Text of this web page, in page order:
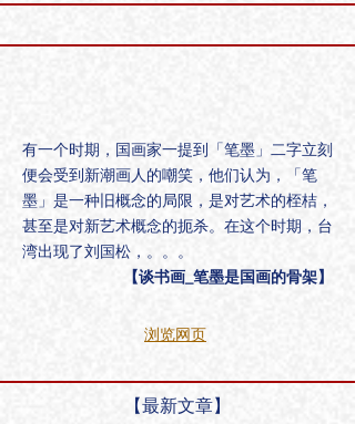
有一个时期，国画家一提到「笔墨」二字立刻
便会受到新潮画人的嘲笑，他们认为，「笔
墨」是一种旧概念的局限，是对艺术的桎桔，
甚至是对新艺术概念的扼杀。 在这个时期，台
湾出现了刘国松，。。。
【谈书画_笔墨是国画的骨架】
浏览网页
【最新文章】